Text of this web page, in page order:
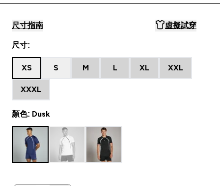
尺寸指南 虛擬試穿
尺寸:
XS S M L XL XXL
XXXL
顏色: Dusk